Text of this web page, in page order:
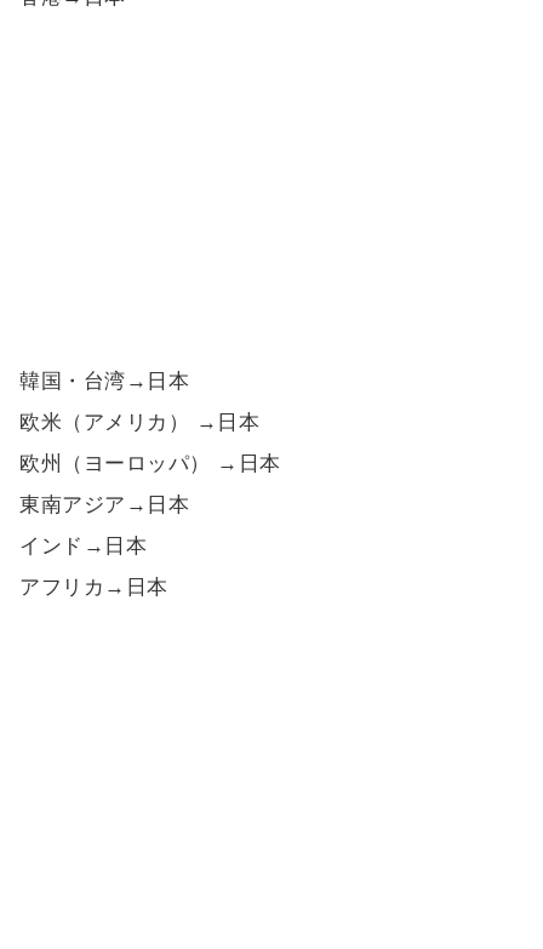
韓国・台湾→日本
欧米（アメリカ） →日本
欧州（ヨーロッパ） →日本
東南アジア→日本
インド→日本
アフリカ→日本